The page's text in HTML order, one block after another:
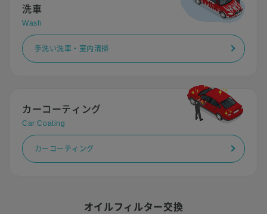
洗車
Wash
手洗い洗車・室内清掃
カーコーティング
Car Coating
カーコーティング
オイルフィルター交換